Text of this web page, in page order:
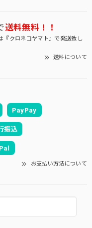
送料無料！！
『クロネコヤマト』で発送致し
送料について
PayPay
振込
お支払い方法について